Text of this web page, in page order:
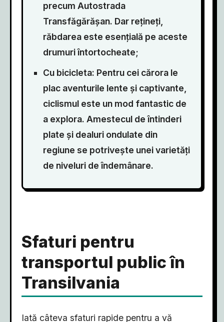
precum Autostrada
Transfăgărășan. Dar rețineți,
răbdarea este esențială pe aceste
drumuri întortocheate;
Cu bicicleta: Pentru cei cărora le
plac aventurile lente și captivante,
ciclismul este un mod fantastic de
a explora. Amestecul de întinderi
plate și dealuri ondulate din
regiune se potrivește unei varietăți
de niveluri de îndemânare.
Sfaturi pentru
transportul public în
Transilvania
Iată câteva sfaturi rapide pentru a vă